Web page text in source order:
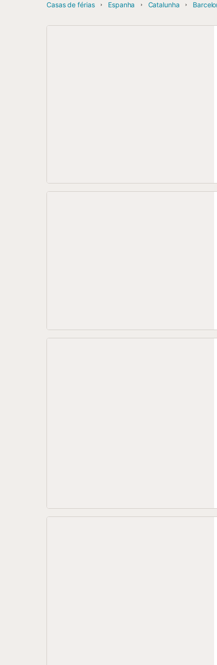
Casas de férias Espanha Catalunha